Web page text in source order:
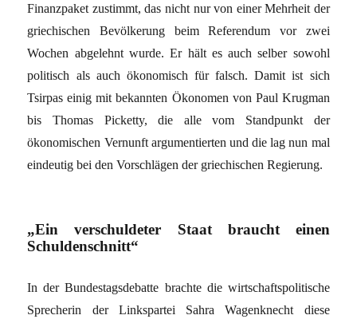
Finanzpaket zustimmt, das nicht nur von einer Mehrheit der
griechischen Bevölkerung beim Referendum vor zwei
Wochen abgelehnt wurde. Er hält es auch selber sowohl
politisch als auch ökonomisch für falsch. Damit ist sich
Tsirpas einig mit bekannten Ökonomen von Paul Krugman
bis Thomas Picketty, die alle vom Standpunkt der
ökonomischen Vernunft argumentierten und die lag nun mal
eindeutig bei den Vorschlägen der griechischen Regierung.
„Ein verschuldeter Staat braucht einen
Schuldenschnitt“
In der Bundestagsdebatte brachte die wirtschaftspolitische
Sprecherin der Linkspartei Sahra Wagenknecht diese